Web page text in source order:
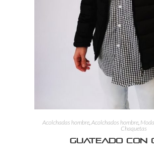
Acolchadas hombre ,Acolchados hombre
Chaquetas
Guateado con